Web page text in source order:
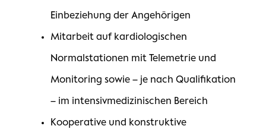
Einbeziehung der Angehörigen
Mitarbeit auf kardiologischen
Normalstationen mit Telemetrie und
Monitoring sowie – je nach Qualifikation
– im intensivmedizinischen Bereich
Kooperative und konstruktive